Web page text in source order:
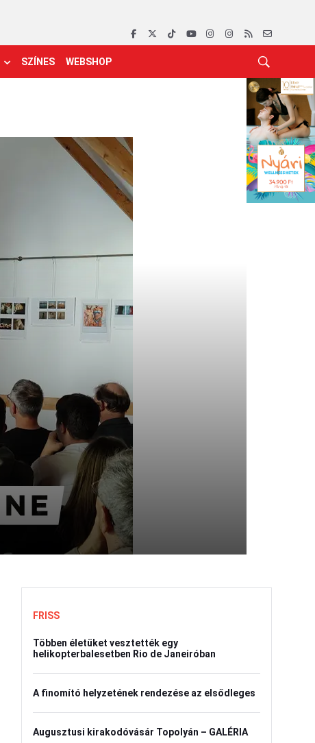
SZÍNES WEBSHOP
FRISS
Többen életüket vesztették egy
helikopterbalesetben Rio de Janeiróban
A finomító helyzetének rendezése az elsődleges
Augusztusi kirakodóvásár Topolyán – GALÉRIA